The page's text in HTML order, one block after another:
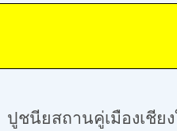
พ สัน
ปูชนียสถานคู่เมืองเชีย